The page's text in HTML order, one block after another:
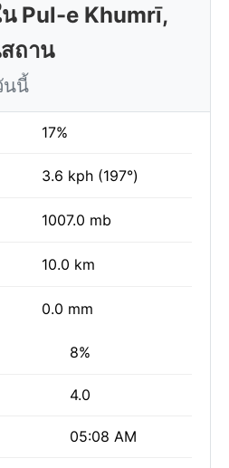
Pul-e Khumrī,
ถาน
นนี้
17%
3.6 kph (197°)
1007.0 mb
10.0 km
0.0 mm
8%
4.0
05:08 AM